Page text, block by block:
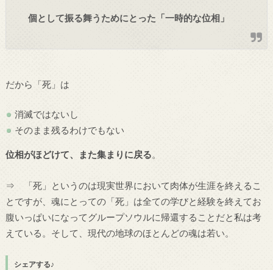
個として振る舞うためにとった「一時的な位相」
だから「死」は
消滅ではないし
そのまま残るわけでもない
位相がほどけて、また集まりに戻る。
⇒ 「死」というのは現実世界において肉体が生涯を終えるこ
とですが、魂にとっての「死」は全ての学びと経験を終えてお
腹いっぱいになってグループソウルに帰還することだと私は考
えている。そして、現代の地球のほとんどの魂は若い。
シェアする♪